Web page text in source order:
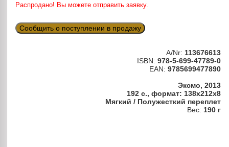
Распродано! Вы можете отправить заявку.
Сообщить о поступлении в продажу
A/Nr: 113676613
ISBN: 978-5-699-47789-0
EAN: 9785699477890
Эксмо, 2013
192 с., формат: 138x212x8
Мягкий / Полужесткий переплет
Вес: 190 г